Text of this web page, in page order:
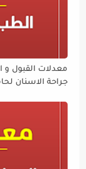
معدلات القبول
جراحة الاسنان